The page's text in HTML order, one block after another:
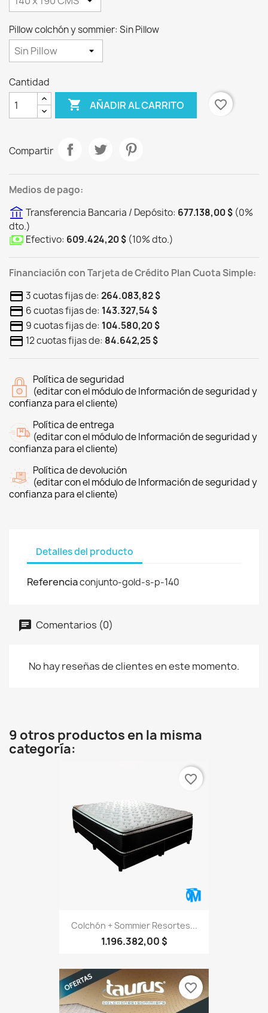
Pillow colchón y sommier: Sin Pillow
Cantidad
 AÑADIR AL CARRITO favorite_border
Compartir
Medios de pago:
Transferencia Bancaria / Depósito: 677.138,00 $ (0%
dto.)
Efectivo: 609.424,20 $ (10%dto.)
Financiación con Tarjeta de Crédito Plan Cuota Simple:
3 cuotas fijas de: 264.083,82 $
6 cuotas fijas de: 143.327,54 $
9 cuotas fijas de: 104.580,20 $
12 cuotas fijas de: 84.642,25 $
Política de seguridad
(editar con el módulo de Información de seguridad y
confianza para el cliente)
Política de entrega
(editar con el módulo de Información de seguridad y
confianza para el cliente)
Política de devolución
(editar con el módulo de Información de seguridad y
confianza para el cliente)
Detalles del producto
Referenciaconjunto-gold-s-p-140
Comentarios (0)
No hay reseñas de clientes en este momento.
9 otros productos en la misma
categoría:
Colchón + Sommier Resortes...
1.196.382,00 $
favorite_border
favorite_border